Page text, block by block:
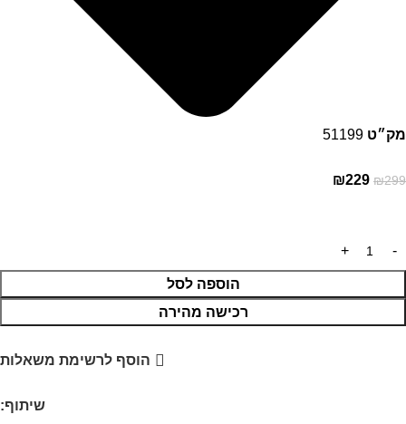
מק״ט
₪299
₪229
הוספה לסל
רכישה מהירה
הוסף לרשימת משאלות
שיתוף: